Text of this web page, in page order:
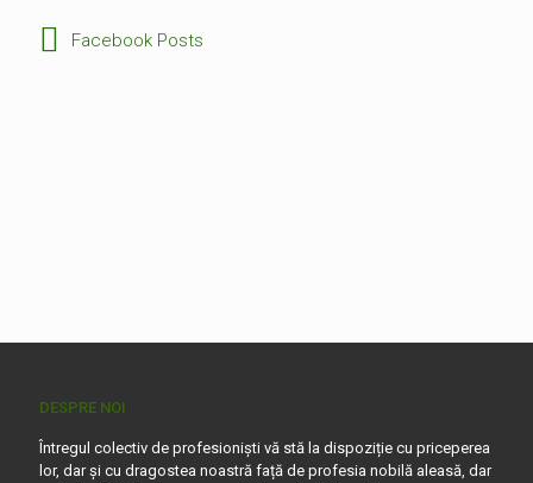
Facebook Posts
DESPRE NOI
Întregul colectiv de profesioniști vă stă la dispoziție cu priceperea
lor, dar și cu dragostea noastră față de profesia nobilă aleasă, dar